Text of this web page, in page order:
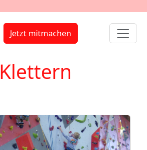
Jetzt mitmachen
Klettern